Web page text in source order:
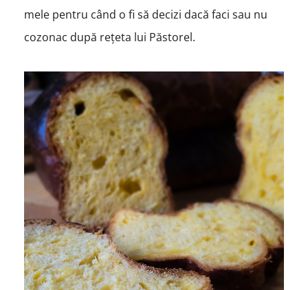
mele pentru când o fi să decizi dacă faci sau nu
cozonac după rețeta lui Păstorel.